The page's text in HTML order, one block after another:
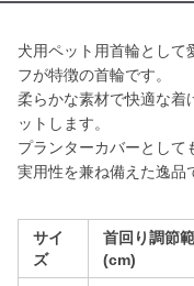
犬用ペット用首輪として
フが特徴の首輪です。
柔らかな素材で快適な着
ットします。
プランターカバーとして
実用性を兼ね備えた逸品
サイ
ズ
首回り調節
(cm)